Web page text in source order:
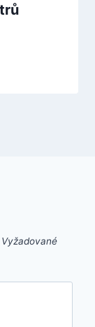
Vyžadované